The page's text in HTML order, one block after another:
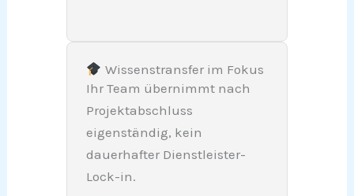
Wissenstransfer im Fokus
Ihr Team übernimmt nach
Projektabschluss
eigenständig, kein
dauerhafter Dienstleister-
Lock-in.